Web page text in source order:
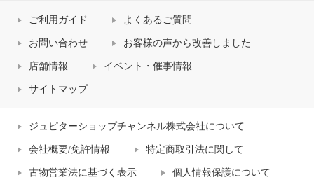
ご利用ガイド よくあるご質問
お問い合わせ お客様の声から改善しました
店舗情報 イベント・催事情報
サイトマップ
ジュピターショップチャンネル株式会社について
会社概要/免許情報 特定商取引法に関して
古物営業法に基づく表示 個人情報保護について